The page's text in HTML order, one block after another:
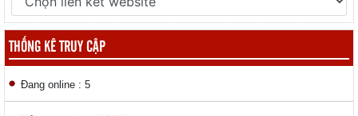
THỐNG KÊ TRUY CẬP
Đang online : 5